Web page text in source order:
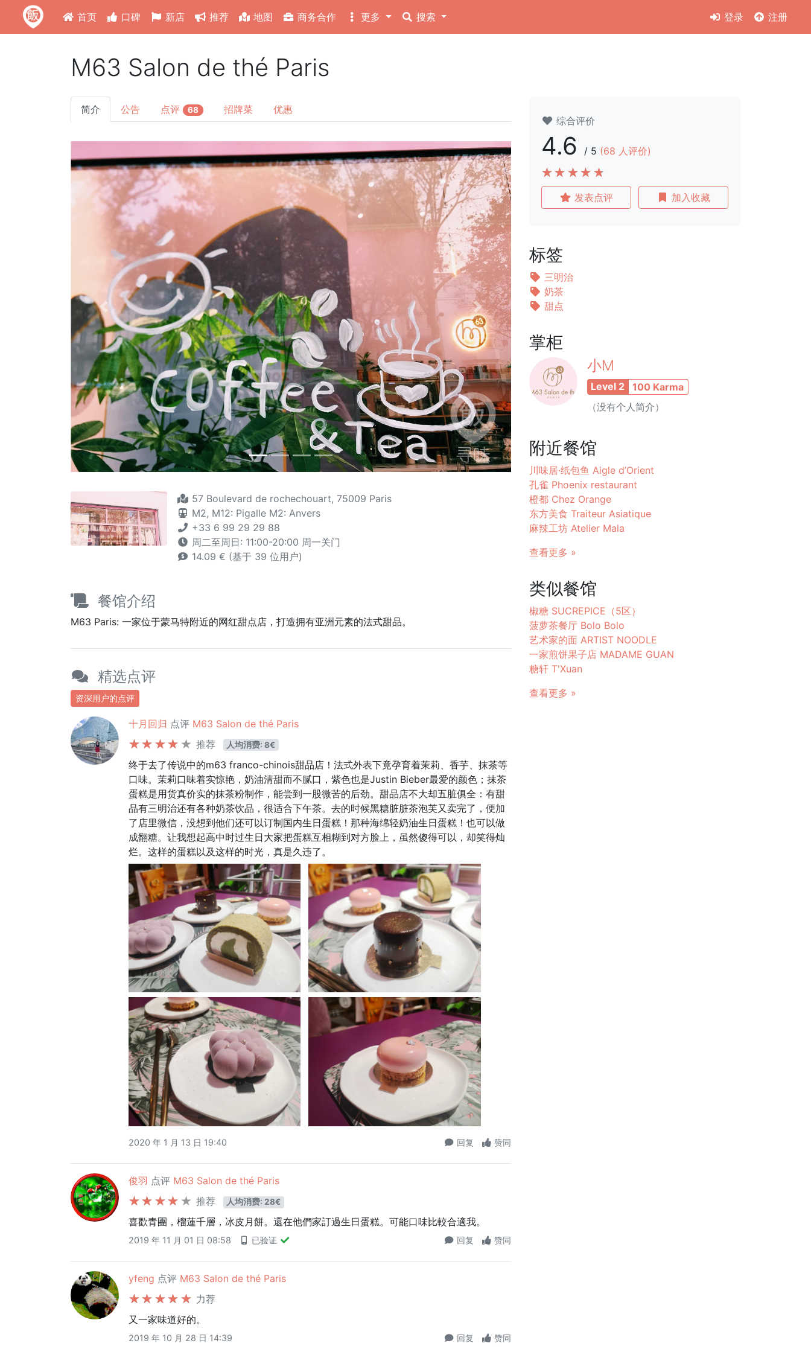
首页 口碑 新店 推荐 地图 商务合作 更多 搜索 登录 注册
M63 Salon de thé Paris
简介 公告 点评 68 招牌菜 优惠
Previous Next
57 Boulevard de rochechouart, 75009 Paris
M2, M12: Pigalle M2: Anvers
+33 6 99 29 29 88
周二至周日: 11:00-20:00 周一关门
14.09 € (基于 39 位用户)
餐馆介绍
M63 Paris: 一家位于蒙马特附近的网红甜点店，打造拥有亚洲元素的法式甜品。
精选点评
资深用户的点评
十月回归 点评 M63 Salon de thé Paris
推荐
人均消费: 8€
终于去了传说中的m63 franco-chinois甜品店！法式外表下竟孕育着茉莉、香芋、抹茶等
口味。茉莉口味着实惊艳，奶油清甜而不腻口，紫色也是Justin Bieber最爱的颜色；抹茶
蛋糕是用货真价实的抹茶粉制作，能尝到一股微苦的后劲。甜品店不大却五脏俱全：有甜
品有三明治还有各种奶茶饮品，很适合下午茶。去的时候黑糖脏脏茶泡芙又卖完了，便加
了店里微信，没想到他们还可以订制国内生日蛋糕！那种海绵轻奶油生日蛋糕！也可以做
成翻糖。让我想起高中时过生日大家把蛋糕互相糊到对方脸上，虽然傻得可以，却笑得灿
烂。这样的蛋糕以及这样的时光，真是久违了。
2020 年 1 月 13 日 19:40 回复 赞同
俊羽 点评 M63 Salon de thé Paris
推荐
人均消费: 28€
喜歡青團，榴蓮千層，冰皮月餅。還在他們家訂過生日蛋糕。可能口味比較合適我。
2019 年 11 月 01 日 08:58 已验证 回复 赞同
yfeng 点评 M63 Salon de thé Paris
力荐
又一家味道好的。
2019 年 10 月 28 日 14:39 回复 赞同
综合评价
4.6 / 5 (68 人评价)
发表点评 加入收藏
标签
三明治
奶茶
甜点
掌柜
小M
Level 2
100 Karma
（没有个人简介）
附近餐馆
川味居·纸包鱼 Aigle d’Orient
孔雀 Phoenix restaurant
橙都 Chez Orange
东方美食 Traiteur Asiatique
麻辣工坊 Atelier Mala
查看更多 »
类似餐馆
椒糖 SUCREPICE（5区）
菠萝茶餐厅 Bolo Bolo
艺术家的面 ARTIST NOODLE
一家煎饼果子店 MADAME GUAN
糖轩 T'Xuan
查看更多 »